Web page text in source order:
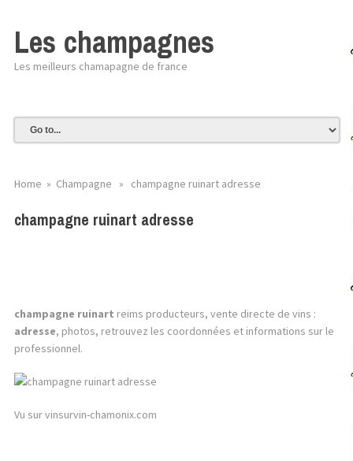
Les champagnes
Les meilleurs chamapagne de france
Home » Champagne » champagne ruinart adresse
champagne ruinart adresse
champagne ruinart reims producteurs, vente directe de vins :
adresse, photos, retrouvez les coordonnées et informations sur le
professionnel.
Vu sur vinsurvin-chamonix.com